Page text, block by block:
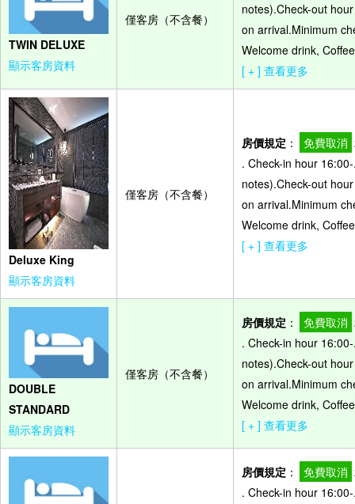
TWIN DELUXE
顯示客房資料
僅客房（不含餐）
notes).Check-out
on arrival.Minimum
Welcome drink,
[ + ] 查看更多
Deluxe King
顯示客房資料
僅客房（不含餐）
房價規定 ： 免費取消
. Check-in hour
notes).Check-out
on arrival.Minimum
Welcome drink,
[ + ] 查看更多
DOUBLE
STANDARD
顯示客房資料
僅客房（不含餐）
房價規定 ： 免費取消
. Check-in hour
notes).Check-out
on arrival.Minimum
Welcome drink,
[ + ] 查看更多
房價規定 ： 免費取消
. Check-in hour